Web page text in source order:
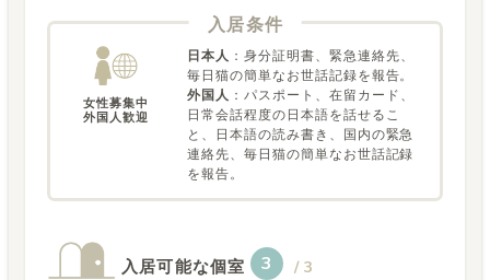
入居条件
女性募集中
外国人歓迎
日本人 ： 身分証明書、緊急連絡先、
毎日猫の簡単なお世話記録を報告。
外国人 ： パスポート、在留カード、
日常会話程度の日本語を話せるこ
と、日本語の読み書き、国内の緊急
連絡先、毎日猫の簡単なお世話記録
を報告。
入居可能な個室 3 /3